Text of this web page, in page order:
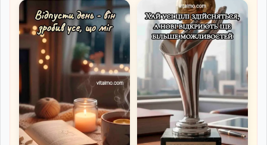
Святкове новорічне й
різдвяне привітання для
коханого чоловіка з
підковою на удачу